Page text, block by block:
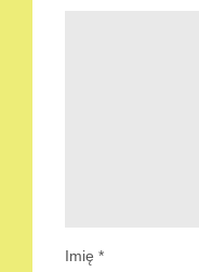
Imię *